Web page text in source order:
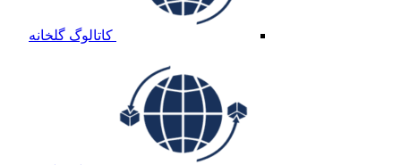
کاتالوگ گلخانه